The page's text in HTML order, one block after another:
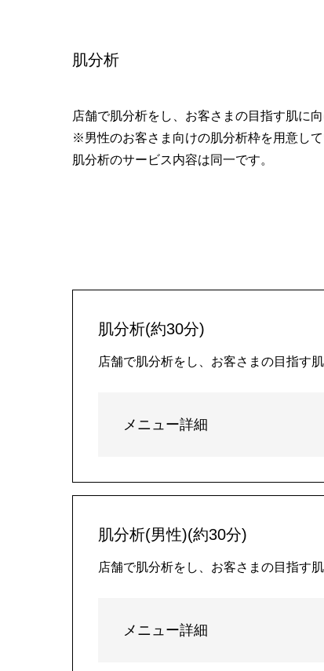
肌分析
店舗で肌分析をし、お客さまの目指す肌に
※男性のお客さま向けの肌分析枠を用意し
肌分析のサービス内容は同一です。
肌分析(約30分)
店舗で肌分析をし、お客さまの目指す
メニュー詳細
肌分析(男性)(約30分)
店舗で肌分析をし、お客さまの目指す
メニュー詳細